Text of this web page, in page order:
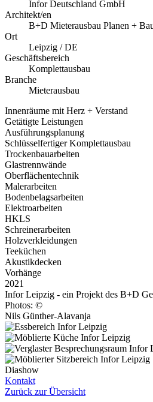
Infor Deutschland GmbH
Architekt/en
B+D Mieterausbau Planen +
Ort
Leipzig / DE
Geschäftsbereich
Komplettausbau
Branche
Mieterausbau
Innenräume mit Herz + Verstand
Getätigte Leistungen
Ausführungsplanung
Schlüsselfertiger Komplettausbau
Trockenbauarbeiten
Glastrennwände
Oberflächentechnik
Malerarbeiten
Bodenbelagsarbeiten
Elektroarbeiten
HKLS
Schreinerarbeiten
Holzverkleidungen
Teeküchen
Akustikdecken
Vorhänge
2021
Infor Leipzig - ein Projekt des B+D
Photos: ©
Nils Günther-Alavanja
Diashow
Kontakt
Zurück zur Übersicht